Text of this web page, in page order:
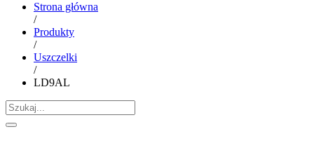
Strona główna
/
Produkty
/
Uszczelki
/
LD9AL